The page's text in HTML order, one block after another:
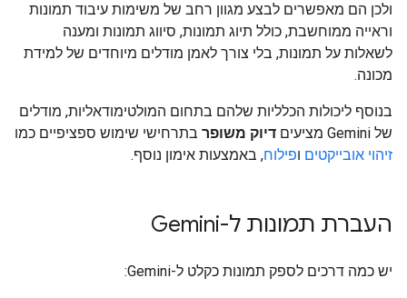
ולכן הם מאפשרים לבצע מגוון רחב של משימות עיבוד תמונות
וראייה ממוחשבת, כולל תיוג תמונות, סיווג תמונות ומענה
לשאלות על תמונות, בלי צורך לאמן מודלים מיוחדים של למידת
מכונה.
בנוסף ליכולות הכלליות שלהם בתחום המולטימודאליות, מודלים
של Gemini מציעים
דיוק משופר בתרחישי שימוש ספציפיים כמו
זיהוי אובייקטים ופילוח, באמצעות אימון נוסף.
העברת תמונות ל-Gemini
יש כמה דרכים לספק תמונות כקלט ל-Gemini: